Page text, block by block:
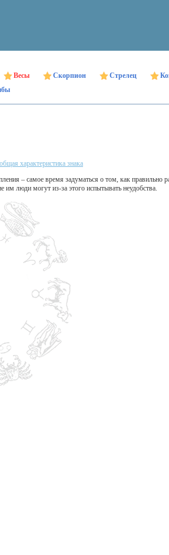
Весы Скорпион Стрелец
общая характеристика знака
– самое время задуматься о том, как правильно
им люди могут из-за этого испытывать неудобства.